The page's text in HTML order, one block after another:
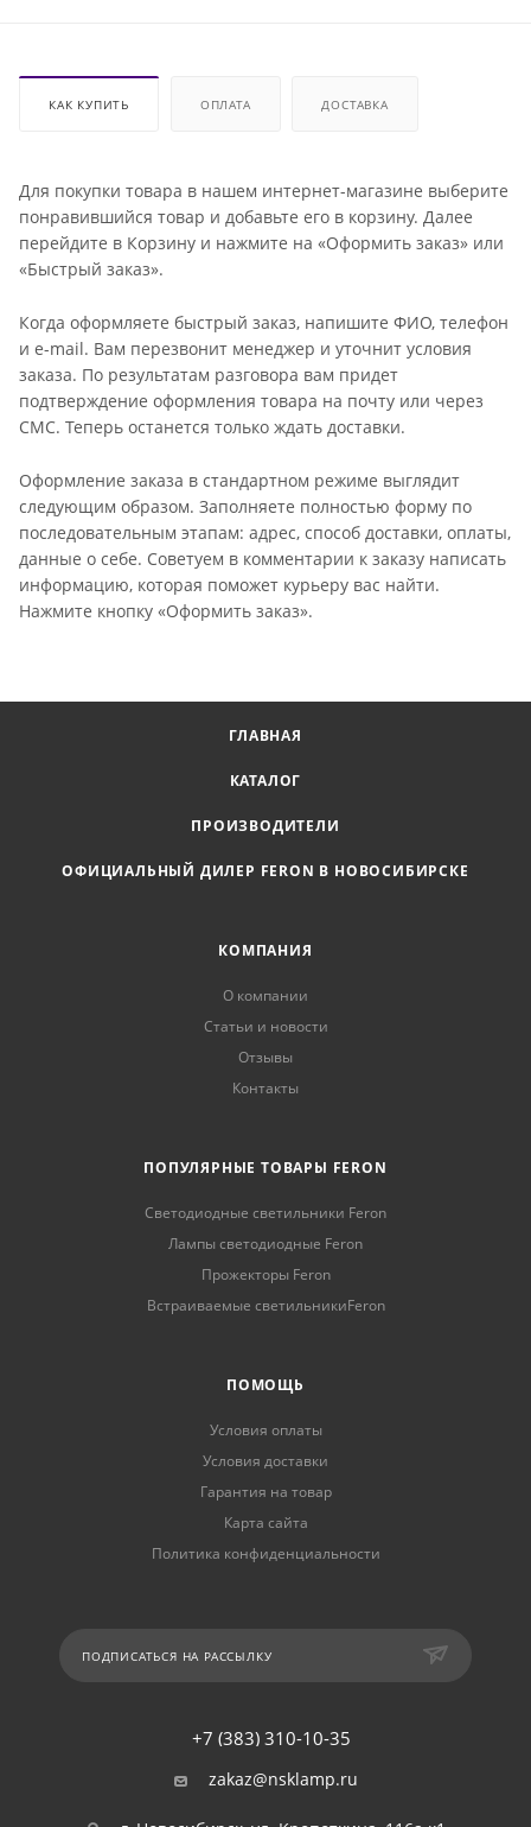
КАК КУПИТЬ ОПЛАТА ДОСТАВКА
Для покупки товара в нашем интернет-магазине выберите
понравившийся товар и добавьте его в корзину. Далее
перейдите в Корзину и нажмите на «Оформить заказ» или
«Быстрый заказ».
Когда оформляете быстрый заказ, напишите ФИО, телефон
и e-mail. Вам перезвонит менеджер и уточнит условия
заказа. По результатам разговора вам придет
подтверждение оформления товара на почту или через
СМС. Теперь останется только ждать доставки.
Оформление заказа в стандартном режиме выглядит
следующим образом. Заполняете полностью форму по
последовательным этапам: адрес, способ доставки, оплаты,
данные о себе. Советуем в комментарии к заказу написать
информацию, которая поможет курьеру вас найти.
Нажмите кнопку «Оформить заказ».
ГЛАВНАЯ
КАТАЛОГ
ПРОИЗВОДИТЕЛИ
ОФИЦИАЛЬНЫЙ ДИЛЕР FERON В НОВОСИБИРСКЕ
КОМПАНИЯ
О компании
Статьи и новости
Отзывы
Контакты
ПОПУЛЯРНЫЕ ТОВАРЫ FERON
Светодиодные светильники Feron
Лампы светодиодные Feron
Прожекторы Feron
Встраиваемые светильникиFeron
ПОМОЩЬ
Условия оплаты
Условия доставки
Гарантия на товар
Карта сайта
Политика конфиденциальности
ПОДПИСАТЬСЯ НА РАССЫЛКУ
+7 (383) 310-10-35
zakaz@nsklamp.ru